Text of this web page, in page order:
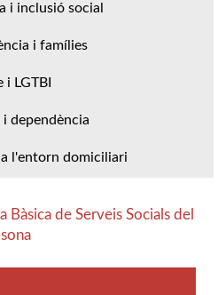
i inclusió social
i famílies
i LGTBI
dependència
l'entorn domiciliari
de Serveis Socials del